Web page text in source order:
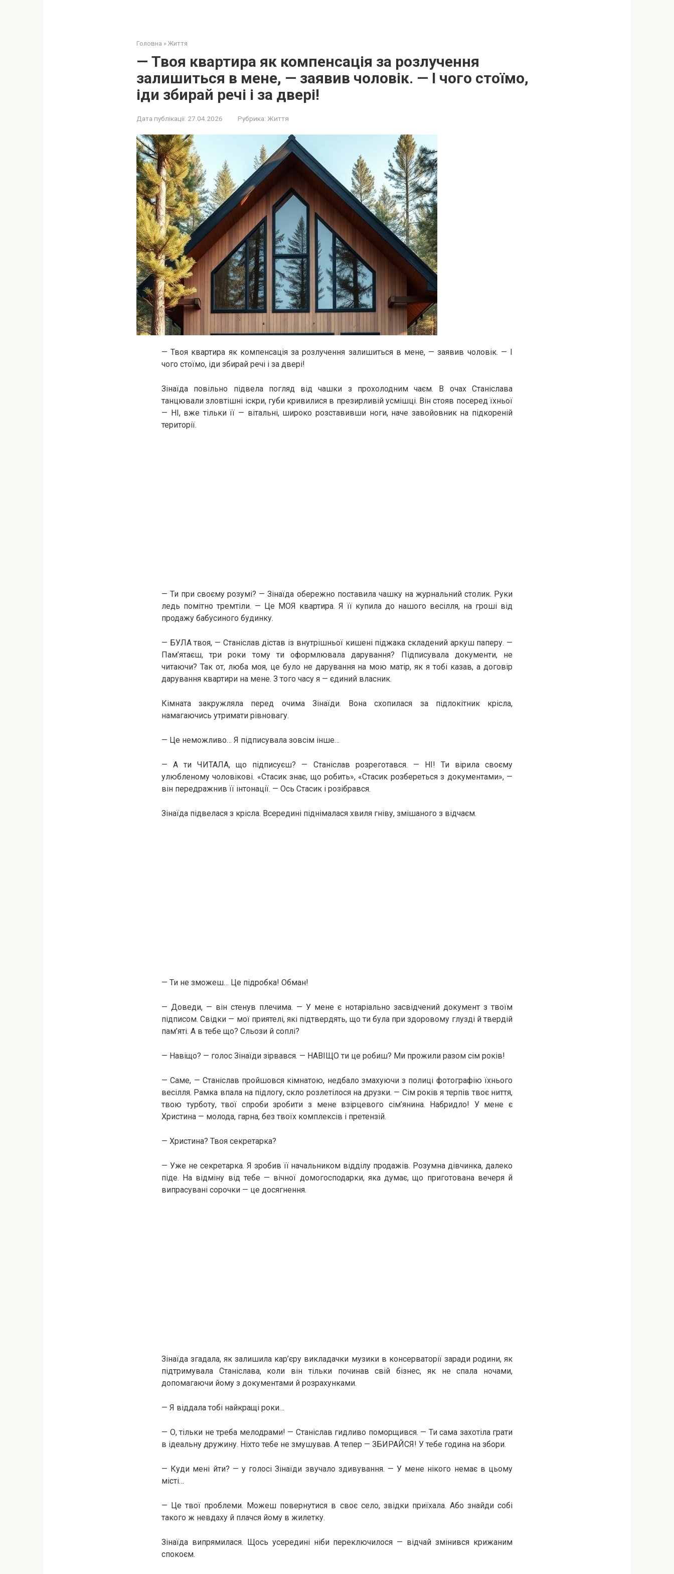
Головна » Життя
— Твоя квартира як компенсація за розлучення
залишиться в мене, — заявив чоловік. — І чого стоїмо,
іди збирай речі і за двері!
Дата публікації: 27.04.2026 Рубрика: Життя
— Твоя квартира як компенсація за розлучення залишиться в мене, — заявив чоловік. — І
чого стоїмо, іди збирай речі і за двері!
Зінаїда повільно підвела погляд від чашки з прохолодним чаєм. В очах Станіслава
танцювали зловтішні іскри, губи кривилися в презирливій усмішці. Він стояв посеред їхньої
— НІ, вже тільки її — вітальні, широко розставивши ноги, наче завойовник на підкореній
території.
— Ти при своєму розумі? — Зінаїда обережно поставила чашку на журнальний столик. Руки
ледь помітно тремтіли. — Це МОЯ квартира. Я її купила до нашого весілля, на гроші від
продажу бабусиного будинку.
— БУЛА твоя, — Станіслав дістав із внутрішньої кишені піджака складений аркуш паперу. —
Пам’ятаєш, три роки тому ти оформлювала дарування? Підписувала документи, не
читаючи? Так от, люба моя, це було не дарування на мою матір, як я тобі казав, а договір
дарування квартири на мене. З того часу я — єдиний власник.
Кімната закружляла перед очима Зінаїди. Вона схопилася за підлокітник крісла,
намагаючись утримати рівновагу.
— Це неможливо… Я підписувала зовсім інше…
— А ти ЧИТАЛА, що підписуєш? — Станіслав розреготався. — НІ! Ти вірила своєму
улюбленому чоловікові. «Стасик знає, що робить», «Стасик розбереться з документами», —
він передражнив її інтонації. — Ось Стасик і розібрався.
Зінаїда підвелася з крісла. Всередині піднімалася хвиля гніву, змішаного з відчаєм.
— Ти не зможеш… Це підробка! Обман!
— Доведи, — він стенув плечима. — У мене є нотаріально засвідчений документ з твоїм
підписом. Свідки — мої приятелі, які підтвердять, що ти була при здоровому глузді й твердій
пам’яті. А в тебе що? Сльози й соплі?
— Навіщо? — голос Зінаїди зірвався. — НАВІЩО ти це робиш? Ми прожили разом сім років!
— Саме, — Станіслав пройшовся кімнатою, недбало змахуючи з полиці фотографію їхнього
весілля. Рамка впала на підлогу, скло розлетілося на друзки. — Сім років я терпів твоє ниття,
твою турботу, твої спроби зробити з мене взірцевого сім’янина. Набридло! У мене є
Христина — молода, гарна, без твоїх комплексів і претензій.
— Христина? Твоя секретарка?
— Уже не секретарка. Я зробив її начальником відділу продажів. Розумна дівчинка, далеко
піде. На відміну від тебе — вічної домогосподарки, яка думає, що приготована вечеря й
випрасувані сорочки — це досягнення.
Зінаїда згадала, як залишила кар’єру викладачки музики в консерваторії заради родини, як
підтримувала Станіслава, коли він тільки починав свій бізнес, як не спала ночами,
допомагаючи йому з документами й розрахунками.
— Я віддала тобі найкращі роки…
— О, тільки не треба мелодрами! — Станіслав гидливо поморщився. — Ти сама захотіла грати
в ідеальну дружину. Ніхто тебе не змушував. А тепер — ЗБИРАЙСЯ! У тебе година на збори.
— Куди мені йти? — у голосі Зінаїди звучало здивування. — У мене нікого немає в цьому
місті…
— Це твої проблеми. Можеш повернутися в своє село, звідки приїхала. Або знайди собі
такого ж невдаху й плачся йому в жилетку.
Зінаїда випрямилася. Щось усередині ніби переключилося — відчай змінився крижаним
спокоєм.